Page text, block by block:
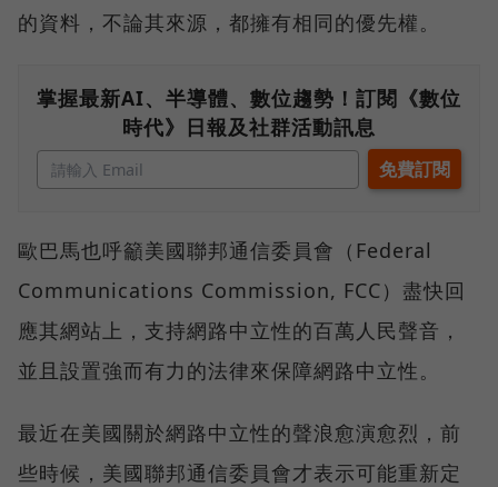
的資料，不論其來源，都擁有相同的優先權。
掌握最新AI、半導體、數位趨勢！訂閱《數位
時代》日報及社群活動訊息
歐巴馬也呼籲美國聯邦通信委員會（Federal
Communications Commission, FCC）盡快回
應其網站上，支持網路中立性的百萬人民聲音，
並且設置強而有力的法律來保障網路中立性。
最近在美國關於網路中立性的聲浪愈演愈烈，前
些時候，美國聯邦通信委員會才表示可能重新定